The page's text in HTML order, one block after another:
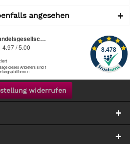
angesehen
widerrufen